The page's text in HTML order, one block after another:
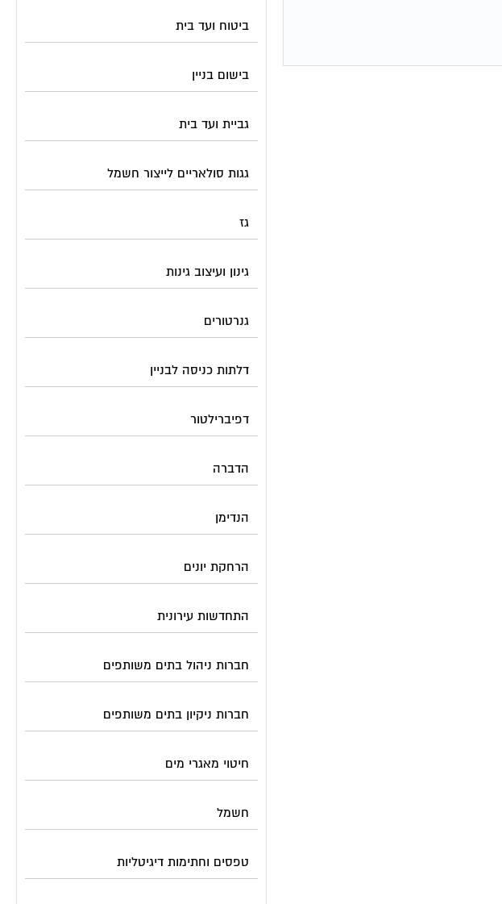
ביטוח ועד בית
בישום בניין
גביית ועד בית
גגות סולאריים לייצור חשמל
גז
גינון ועיצוב גינות
גנרטורים
דלתות כניסה לבניין
דפיברילטור
הדברה
הנדימן
הרחקת יונים
התחדשות עירונית
חברות ניהול בתים משותפים
חברות ניקיון בתים משותפים
חיטוי מאגרי מים
חשמל
טפסים וחתימות דיגיטליות